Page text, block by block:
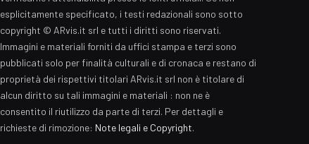
esplicitamente specificato, i testi redazionali sono sotto
copyright © ARvis.it srl e tutti i diritti sono riservati.
Immagini e materiali forniti da uffici stampa e terzi sono
pubblicati solo per finalità culturali e di cronaca e restano di
proprietà dei rispettivi titolari ARvis.it srl non è titolare di
alcun diritto su tali immagini e materiali : non ne è
consentito il riutilizzo da parte di terzi. Per dettagli e
richieste di rimozione: Note legali e Copyright.